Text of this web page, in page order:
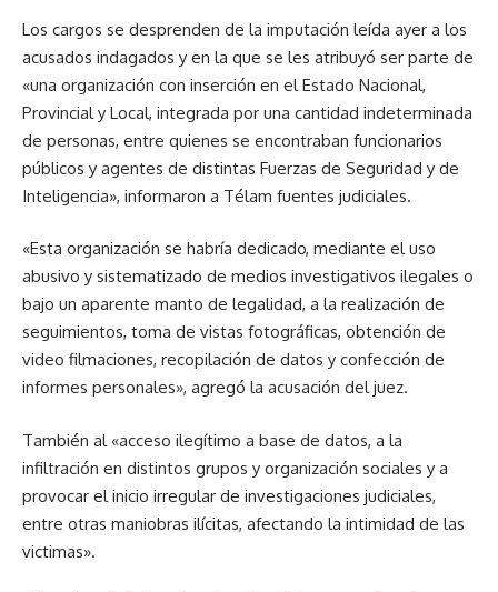
Los cargos se desprenden de la imputación leída ayer a los
acusados indagados y en la que se les atribuyó ser parte de
«una organización con inserción en el Estado Nacional,
Provincial y Local, integrada por una cantidad indeterminada
de personas, entre quienes se encontraban funcionarios
públicos y agentes de distintas Fuerzas de Seguridad y de
Inteligencia», informaron a Télam fuentes judiciales.
«Esta organización se habría dedicado, mediante el uso
abusivo y sistematizado de medios investigativos ilegales o
bajo un aparente manto de legalidad, a la realización de
seguimientos, toma de vistas fotográficas, obtención de
video filmaciones, recopilación de datos y confección de
informes personales», agregó la acusación del juez.
También al «acceso ilegítimo a base de datos, a la
infiltración en distintos grupos y organización sociales y a
provocar el inicio irregular de investigaciones judiciales,
entre otras maniobras ilícitas, afectando la intimidad de las
victimas».